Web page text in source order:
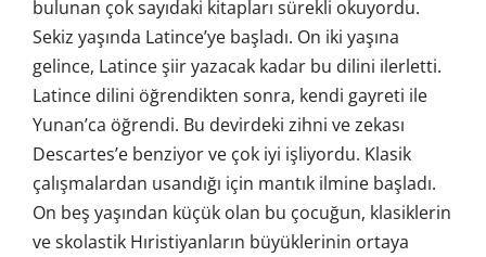
bulunan çok sayıdaki kitapları sürekli okuyordu.
Sekiz yaşında Latince’ye başladı. On iki yaşına
gelince, Latince şiir yazacak kadar bu dilini ilerletti.
Latince dilini öğrendikten sonra, kendi gayreti ile
Yunan’ca öğrendi. Bu devirdeki zihni ve zekası
Descartes’e benziyor ve çok iyi işliyordu. Klasik
çalışmalardan usandığı için mantık ilmine başladı.
On beş yaşından küçük olan bu çocuğun, klasiklerin
ve skolastik Hıristiyanların büyüklerinin ortaya